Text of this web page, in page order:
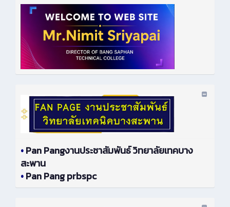
•Pan Pangงานประชาสัมพันธ์ วิทยาลัยเทคบาง
สะพาน
•Pan Pang prbspc